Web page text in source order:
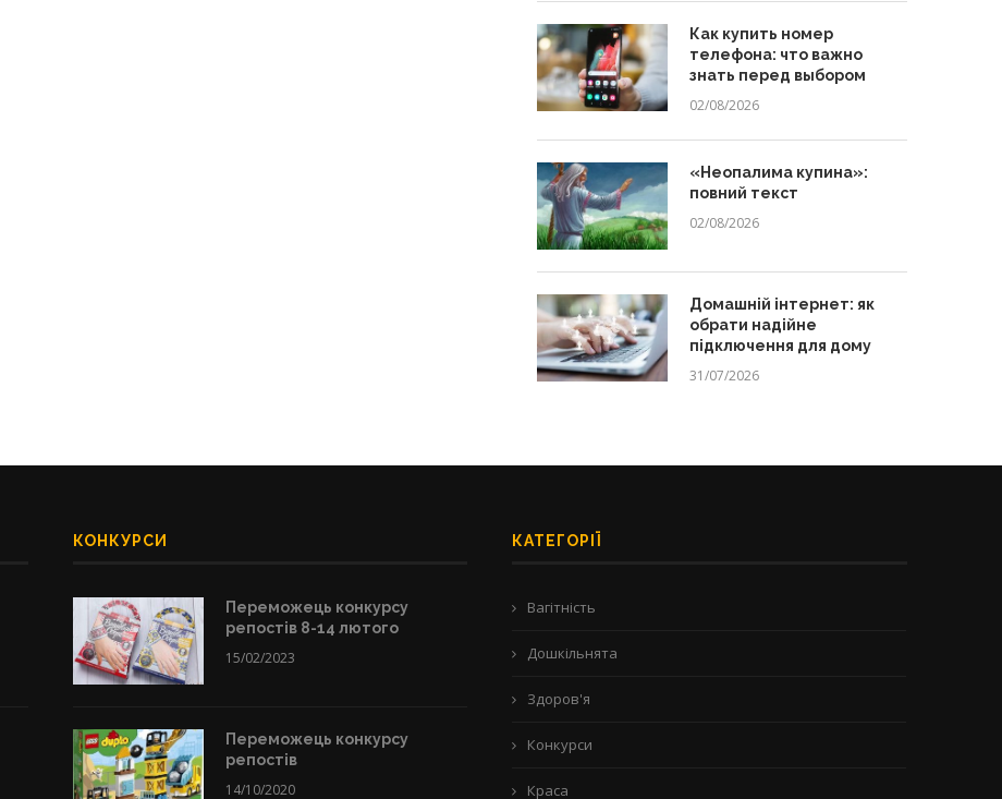
Как купить номер
телефона: что важно
знать перед выбором
02/08/2026
«Неопалима купина»:
повний текст
02/08/2026
Домашній інтернет: як
обрати надійне
підключення для дому
31/07/2026
КОНКУРСИ
Переможець конкурсу
репостів 8-14 лютого
15/02/2023
Переможець конкурсу
репостів
14/10/2020
КАТЕГОРІЇ
Вагітність
Дошкільнята
Здоров'я
Конкурси
Краса